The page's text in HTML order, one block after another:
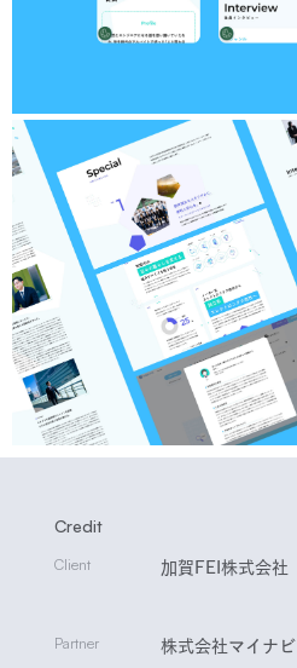
Credit
Client 加賀FEI株式会社
Partner 株式会社マイナビ